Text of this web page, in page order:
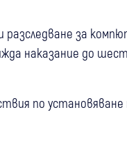
за
наказание до
по установяване